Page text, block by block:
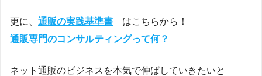
更に、 通販の実践基準書 はこちらから！
通販専門のコンサルティングって何？
ネット通販のビジネスを本気で伸ばしていきたいと